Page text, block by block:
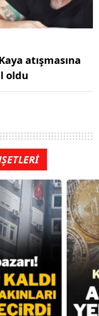
atışmasına
oldu